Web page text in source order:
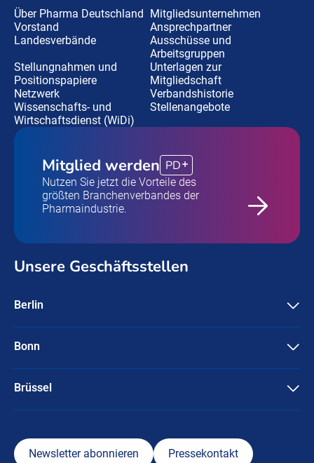
Über Pharma Deutschland
Mitgliedsunternehmen
Vorstand
Ansprechpartner
Landesverbände
Ausschüsse und
Arbeitsgruppen
Stellungnahmen und
Positionspapiere
Unterlagen zur
Mitgliedschaft
Netzwerk
Verbandshistorie
Wissenschafts- und
Wirtschaftsdienst (WiDi)
Stellenangebote
Mitglied werden PD
Nutzen Sie jetzt die Vorteile des
größten Branchenverbandes der
Pharmaindustrie.
Unsere Geschäftsstellen
Berlin
10117 Berlin
+49-30 / 3087596-0
info@pharmadeutschland.de
Bonn
53173 Bonn
+49-228 / 95745-0
Brüssel
+49-170-6133687
Newsletter abonnieren Pressekontakt